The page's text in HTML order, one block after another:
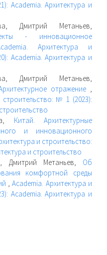
Academia. Архитектура и
Дмитрий Метаньев,
- инновационное
Архитектура и
Academia. Архитектура и
Дмитрий Метаньев,
отражение ,
строительство: № 1 (2023):
Китай. Архитектурные
и инновационного
и строительство:
и строительство
Дмитрий Метаньев, Об
комфортной среды
,Academia. Архитектура и
Academia. Архитектура и